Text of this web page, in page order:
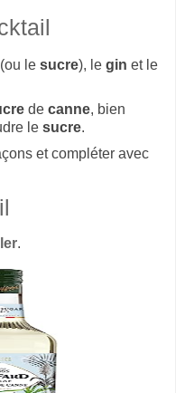
(ou le sucre), le gin et le
de canne, bien
le sucre.
et compléter avec
.